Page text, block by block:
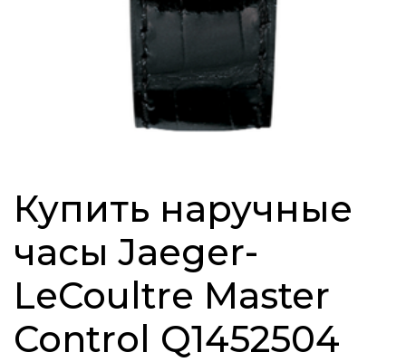
Купить наручные
часы Jaeger-
LeCoultre Master
Control Q1452504